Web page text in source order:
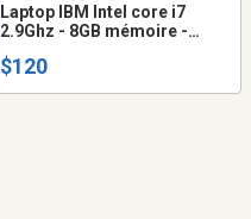
Laptop IBM Intel core i7
2.9Ghz - 8GB mémoire -
$120